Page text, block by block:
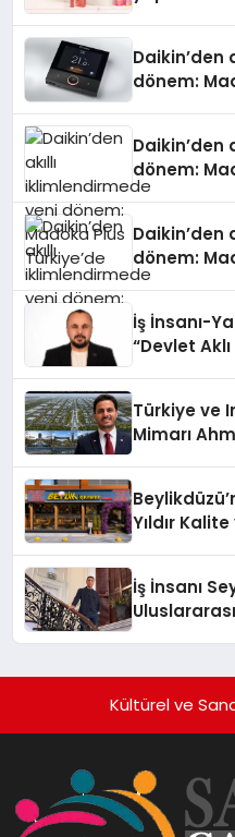
Daikin’den
dönem:
Daikin’den
dönem:
Daikin’den
dönem:
İş İnsanı-
“Devlet
Türkiye ve
Mimarı
Hayata
Yıldır
İş İnsanı
Kültürel ve